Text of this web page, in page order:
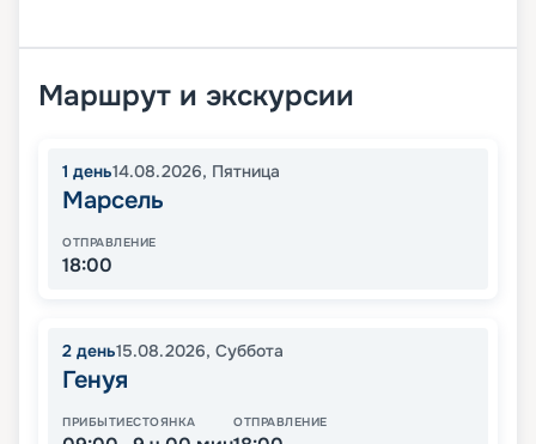
Маршрут и экскурсии
1 день14.08.2026, Пятница
Марсель
ОТПРАВЛЕНИЕ
18:00
2 день15.08.2026, Суббота
Генуя
ПРИБЫТИЕСТОЯНКА ОТПРАВЛЕНИЕ